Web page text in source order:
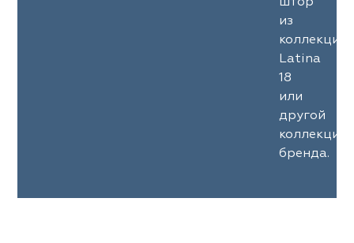
из
Latina
18
или
другой
коллекции
бренда.